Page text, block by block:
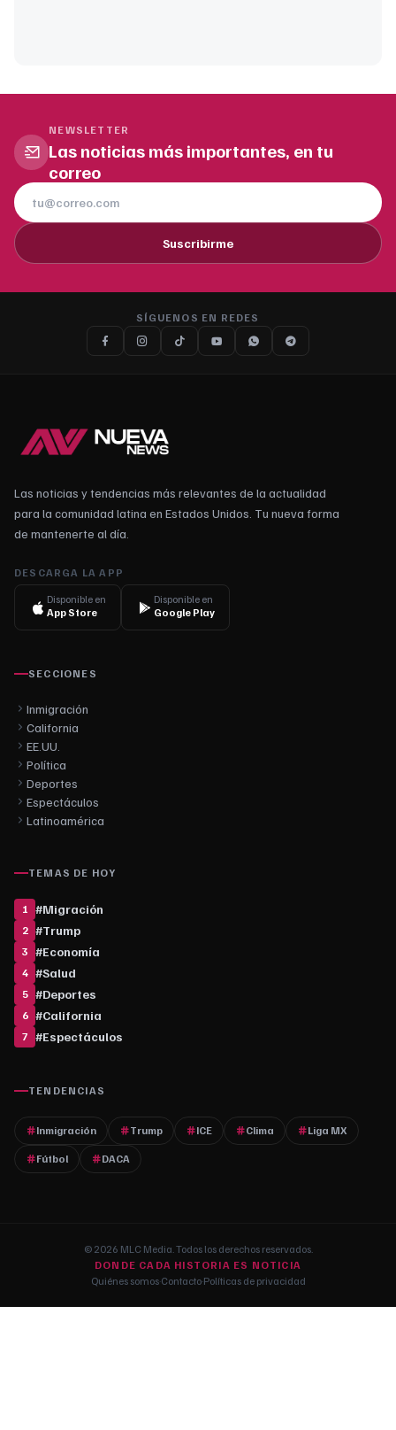
NEWSLETTER
Las noticias más importantes, en tu
correo
Suscribirme
SÍGUENOS EN REDES
Las noticias y tendencias más relevantes de la actualidad
para la comunidad latina en Estados Unidos. Tu nueva forma
de mantenerte al día.
DESCARGA LA APP
Disponible en
App Store
Disponible en
Google Play
SECCIONES
Inmigración
California
EE.UU.
Política
Deportes
Espectáculos
Latinoamérica
TEMAS DE HOY
1 #Migración
2 #Trump
3 #Economía
4 #Salud
5 #Deportes
6 #California
7 #Espectáculos
TENDENCIAS
Inmigración Trump ICE Clima Liga MX
Fútbol DACA
© 2026 MLC Media. Todos los derechos reservados.
DONDE CADA HISTORIA ES NOTICIA
Quiénes somos·Contacto·Políticas de privacidad